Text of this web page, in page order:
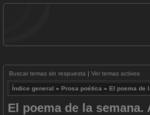
Buscar temas sin respuesta | Ver temas activos
Índice general » Prosa poética » El poema de
El poema de la semana.